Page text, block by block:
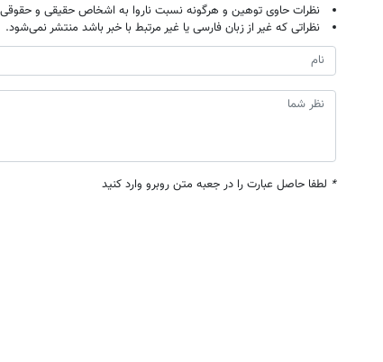
نظرات حاوی توهین و هرگونه نسبت ناروا به اشخاص حقیقی و
نظراتی که غیر از زبان فارسی یا غیر مرتبط با خبر باشد منتشر نمی‌شود.
* لطفا حاصل عبارت را در جعبه متن روبرو وارد کنید